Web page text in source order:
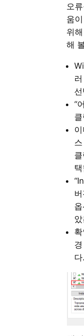
오
움
위해
해
“
다.